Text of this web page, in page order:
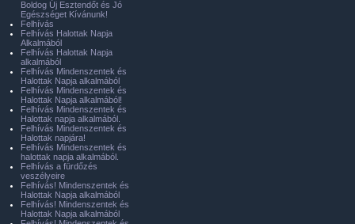
Boldog Új Esztendőt és Jó
Egészséget Kívánunk!
Felhívás
Felhívás Halottak Napja
Alkalmából
Felhívás Halottak Napja
alkalmából
Felhívás Mindenszentek és
Halottak Napja alkalmából
Felhívás Mindenszentek és
Halottak Napja alkalmából!
Felhívás Mindenszentek és
Halottak napja alkalmából.
Felhívás Mindenszentek és
Halottak napjára!
Felhívás Mindenszentek és
halottak napja alkalmából.
Felhívás a fürdőzés
veszélyeire
Felhívás! Mindenszentek és
Halottak Napja alkalmából
Felhívás! Mindenszentek és
Halottak Napja alkalmából